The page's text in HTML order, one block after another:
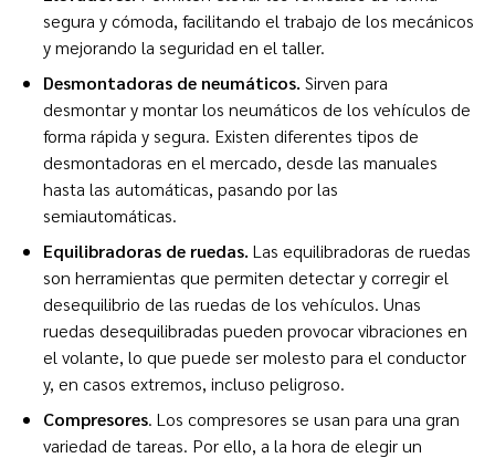
segura y cómoda, facilitando el trabajo de los mecánicos
y mejorando la seguridad en el taller.
Desmontadoras de neumáticos. Sirven para
desmontar y montar los neumáticos de los vehículos de
forma rápida y segura. Existen diferentes tipos de
desmontadoras en el mercado, desde las manuales
hasta las automáticas, pasando por las
semiautomáticas.
Equilibradoras de ruedas. Las equilibradoras de ruedas
son herramientas que permiten detectar y corregir el
desequilibrio de las ruedas de los vehículos. Unas
ruedas desequilibradas pueden provocar vibraciones en
el volante, lo que puede ser molesto para el conductor
y, en casos extremos, incluso peligroso.
Compresores. Los compresores se usan para una gran
variedad de tareas. Por ello, a la hora de elegir un